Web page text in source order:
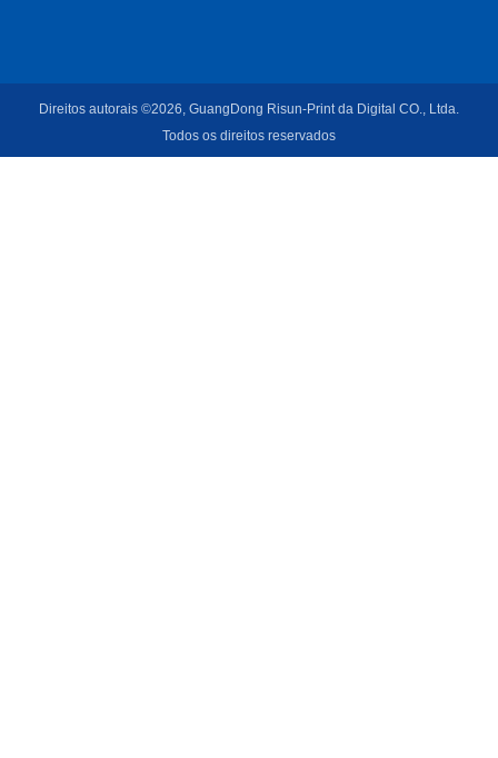
Direitos autorais ©2026, GuangDong Risun-Print da Digital CO., Ltda.
Todos os direitos reservados